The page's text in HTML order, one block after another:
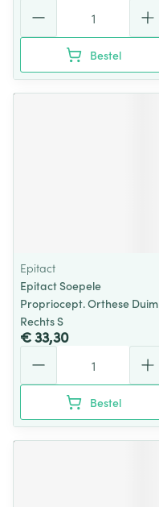
Bestel
Epitact
Epitact Soepele
Propriocept. Orthese Duim
Rechts S
€ 33,30
Bestel